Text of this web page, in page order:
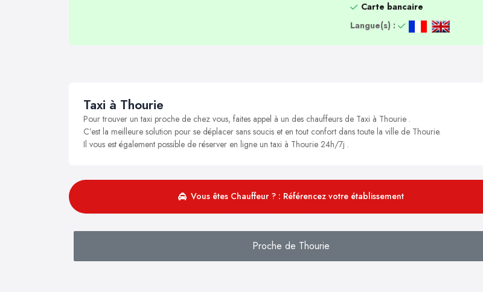
Carte bancaire
Langue(s) :
Taxi à Thourie
Pour trouver un taxi proche de chez vous, faites appel à un des chauffeurs de Taxi à Thourie .
C’est la meilleure solution pour se déplacer sans soucis et en tout confort dans toute la ville de Thourie.
Il vous est également possible de réserver en ligne un taxi à Thourie 24h/7j .
Vous êtes Chauffeur ? : Référencez votre établissement
Proche de Thourie